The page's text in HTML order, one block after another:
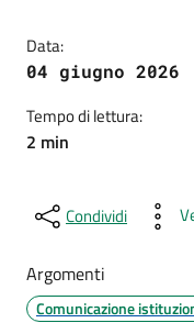
Data:
04 giugno 2026
Tempo di lettura:
2 min
Condividi
Argomenti
Comunicazione